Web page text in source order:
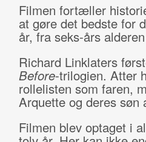
Filmen fortæller
at gøre det bedste for
år, fra seks-års
Richard Linklaters
Before-trilogien. Atter
rollelisten som faren,
Arquette og deres søn
Filmen blev optaget i